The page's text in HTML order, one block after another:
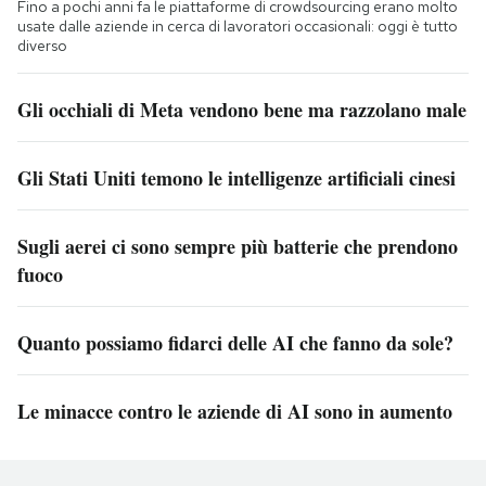
Fino a pochi anni fa le piattaforme di crowdsourcing erano molto
usate dalle aziende in cerca di lavoratori occasionali: oggi è tutto
diverso
Gli occhiali di Meta vendono bene ma razzolano male
Gli Stati Uniti temono le intelligenze artificiali cinesi
Sugli aerei ci sono sempre più batterie che prendono
fuoco
Quanto possiamo fidarci delle AI che fanno da sole?
Le minacce contro le aziende di AI sono in aumento